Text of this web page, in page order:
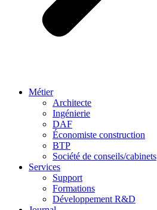
Métier
Architecte
Ingénierie
DAF
Économiste construction
BTP
Société de conseils/cabinets
Services
Support
Formations
Développement R&D